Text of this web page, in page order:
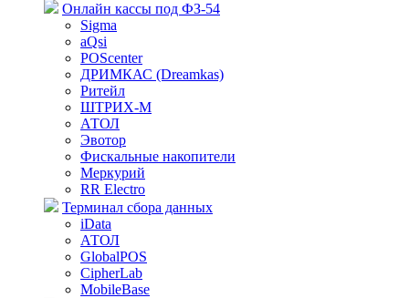
Онлайн кассы под ФЗ-54
Sigma
aQsi
POScenter
ДРИМКАС (Dreamkas)
Ритейл
ШТРИХ-М
АТОЛ
Эвотор
Фискальные накопители
Меркурий
RR Electro
Терминал сбора данных
iData
АТОЛ
GlobalPOS
CipherLab
MobileBase